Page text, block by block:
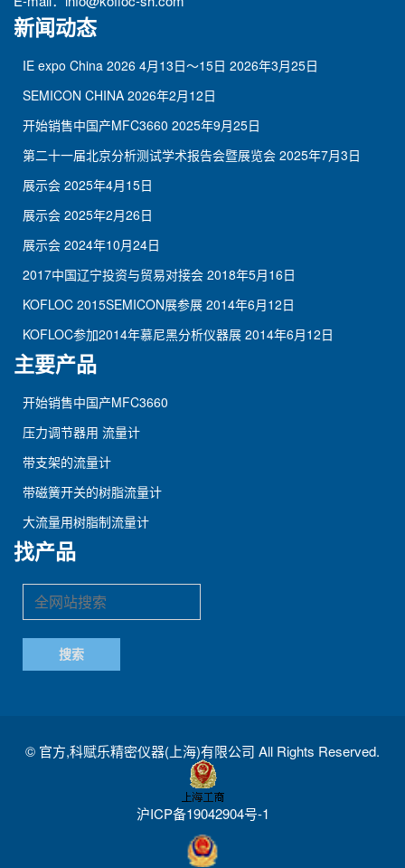
新闻动态
IE expo China 2026 4月13日～15日 2026年3月25日
SEMICON CHINA 2026年2月12日
开始销售中国产MFC3660 2025年9月25日
第二十一届北京分析测试学术报告会暨展览会 2025年7月3日
展示会 2025年4月15日
展示会 2025年2月26日
展示会 2024年10月24日
2017中国辽宁投资与贸易对接会 2018年5月16日
KOFLOC 2015SEMICON展参展 2014年6月12日
KOFLOC参加2014年慕尼黑分析仪器展 2014年6月12日
主要产品
开始销售中国产MFC3660
压力调节器用 流量计
带支架的流量计
带磁簧开关的树脂流量计
大流量用树脂制流量计
找产品
© 官方,科赋乐精密仪器(上海)有限公司 All Rights Reserved.
沪ICP备19042904号-1